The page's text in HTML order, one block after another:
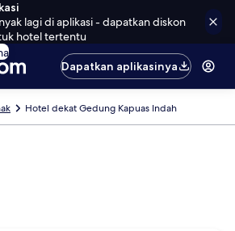
lagi di aplikasi - dapatkan diskon
hotel tertentu
Dapatkan aplikasinya
Hotel dekat Gedung Kapuas Indah